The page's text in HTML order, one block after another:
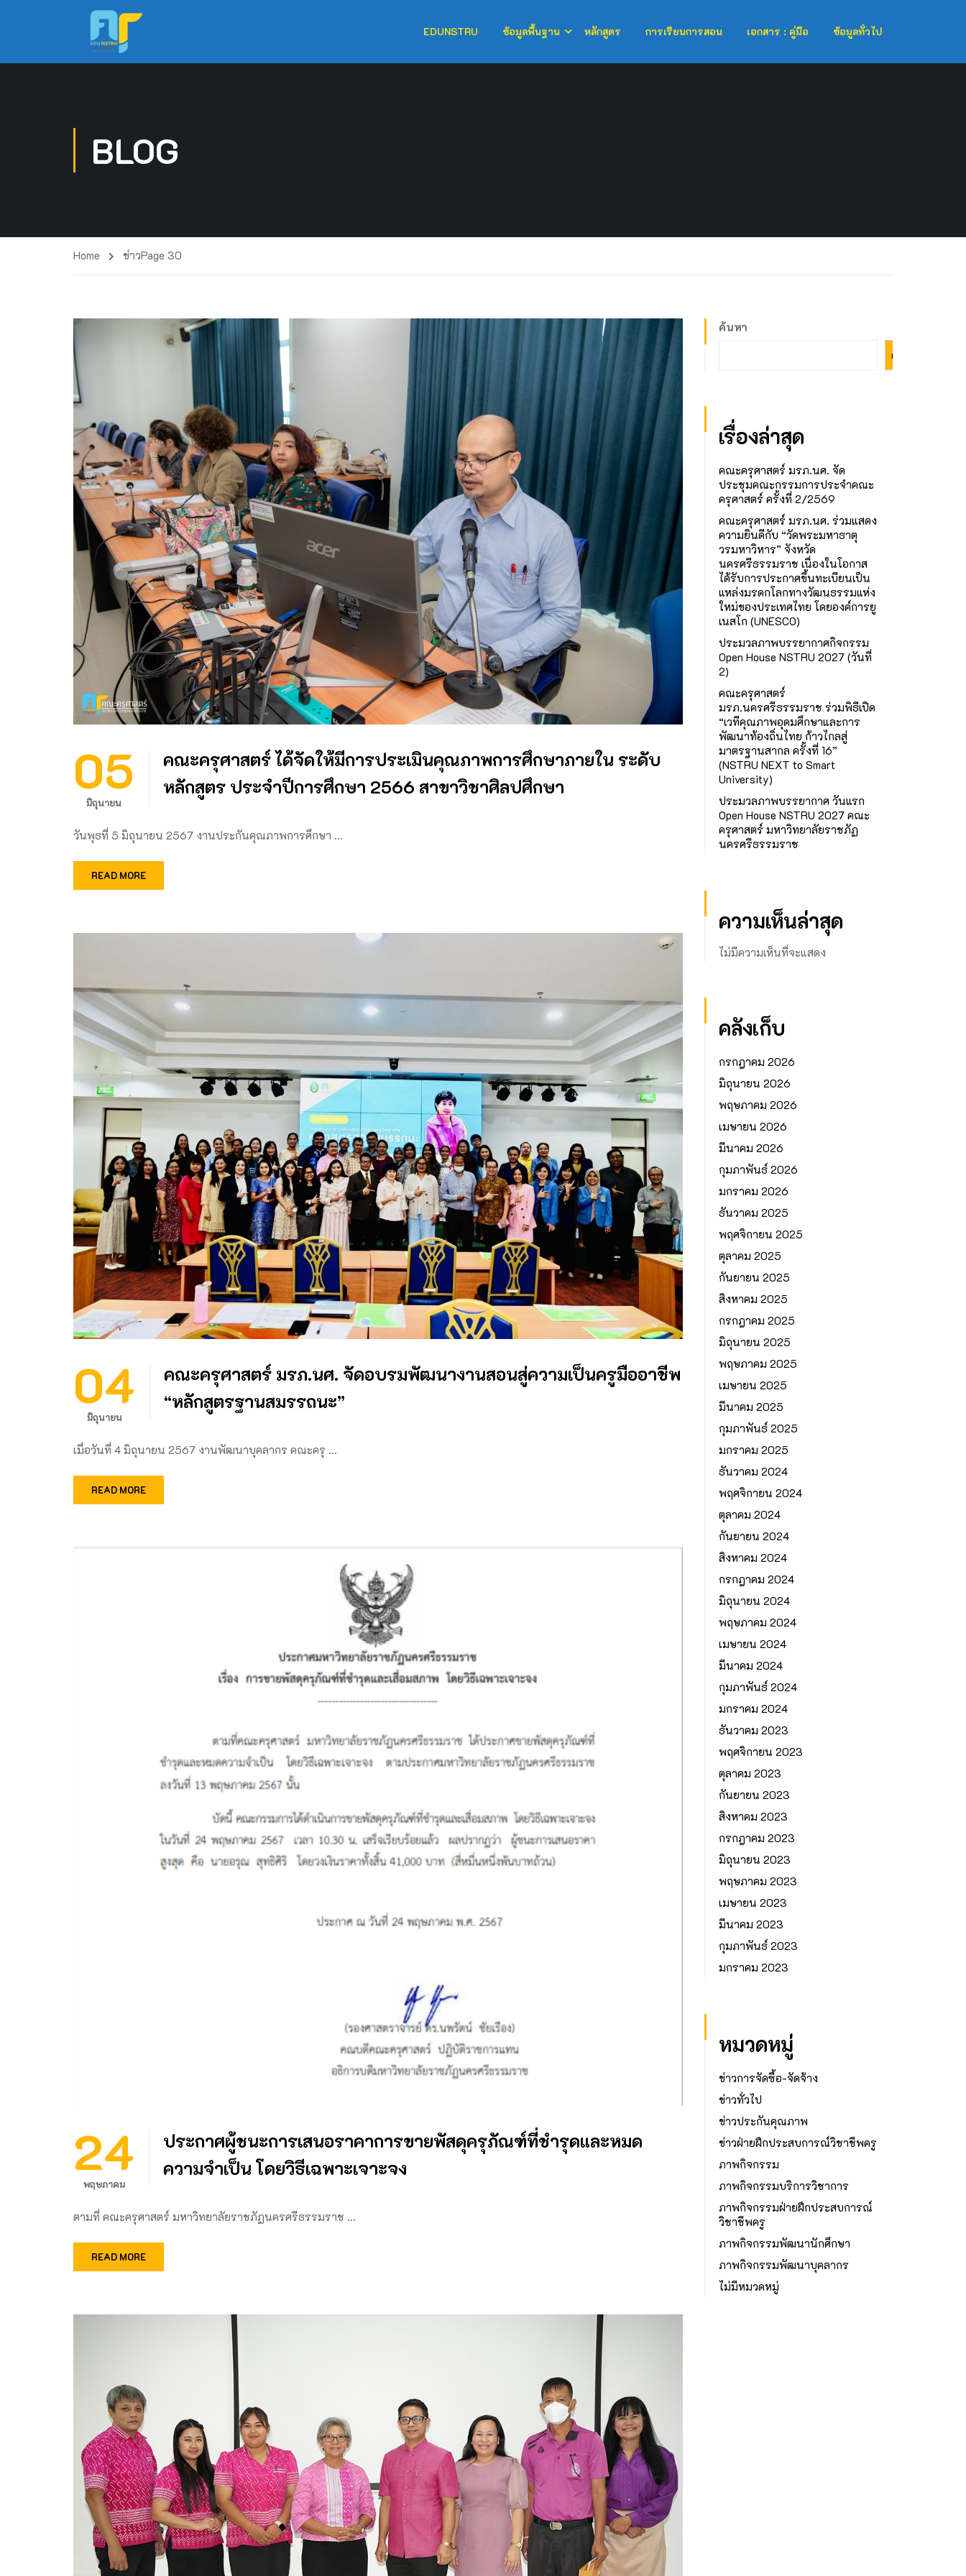
EDUNSTRU ข้อมูลพื้นฐาน หลักสูตร การเรียนการสอน เอกสาร : คู่มือ ข้อมูลทั่วไป
BLOG
Home ข่าวPage 30
05
มิถุนายน
คณะครุศาสตร์ ได้จัดให้มีการประเมินคุณภาพการศึกษาภายใน ระดับ
หลักสูตร ประจำปีการศึกษา 2566 สาขาวิชาศิลปศึกษา
วันพุธที่ 5 มิถุนายน 2567 งานประกันคุณภาพการศึกษา …
READ MORE
04
มิถุนายน
คณะครุศาสตร์ มรภ.นศ. จัดอบรมพัฒนางานสอนสู่ความเป็นครูมืออาชีพ
“หลักสูตรฐานสมรรถนะ”
เมื่อวันที่ 4 มิถุนายน 2567 งานพัฒนาบุคลากร คณะครุ …
READ MORE
24
พฤษภาคม
ประกาศผู้ชนะการเสนอราคาการขายพัสดุครุภัณฑ์ที่ชํารุดและหมด
ความจําเป็น โดยวิธีเฉพาะเจาะจง
ตามที่ คณะครุศาสตร์ มหาวิทยาลัยราชภัฏนครศรีธรรมราช …
READ MORE
ค้นหา
ค้นหา
เรื่องล่าสุด
คณะครุศาสตร์ มรภ.นศ. จัด
ประชุมคณะกรรมการประจำคณะ
ครุศาสตร์ ครั้งที่ 2/2569
คณะครุศาสตร์ มรภ.นศ. ร่วมแสดง
ความยินดีกับ “วัดพระมหาธาตุ
วรมหาวิหาร” จังหวัด
นครศรีธรรมราช เนื่องในโอกาส
ได้รับการประกาศขึ้นทะเบียนเป็น
แหล่งมรดกโลกทางวัฒนธรรมแห่ง
ใหม่ของประเทศไทย โดยองค์การยู
เนสโก (UNESCO)
ประมวลภาพบรรยากาศกิจกรรม
Open House NSTRU 2027 (วันที่
2)
คณะครุศาสตร์
มรภ.นครศรีธรรมราช ร่วมพิธีเปิด
“เวทีคุณภาพอุดมศึกษาและการ
พัฒนาท้องถิ่นไทย ก้าวไกลสู่
มาตรฐานสากล ครั้งที่ 16”
(NSTRU NEXT to Smart
University)
ประมวลภาพบรรยากาศ วันแรก
Open House NSTRU 2027 คณะ
ครุศาสตร์ มหาวิทยาลัยราชภัฏ
นครศรีธรรมราช
ความเห็นล่าสุด
ไม่มีความเห็นที่จะแสดง
คลังเก็บ
กรกฎาคม 2026
มิถุนายน 2026
พฤษภาคม 2026
เมษายน 2026
มีนาคม 2026
กุมภาพันธ์ 2026
มกราคม 2026
ธันวาคม 2025
พฤศจิกายน 2025
ตุลาคม 2025
กันยายน 2025
สิงหาคม 2025
กรกฎาคม 2025
มิถุนายน 2025
พฤษภาคม 2025
เมษายน 2025
มีนาคม 2025
กุมภาพันธ์ 2025
มกราคม 2025
ธันวาคม 2024
พฤศจิกายน 2024
ตุลาคม 2024
กันยายน 2024
สิงหาคม 2024
กรกฎาคม 2024
มิถุนายน 2024
พฤษภาคม 2024
เมษายน 2024
มีนาคม 2024
กุมภาพันธ์ 2024
มกราคม 2024
ธันวาคม 2023
พฤศจิกายน 2023
ตุลาคม 2023
กันยายน 2023
สิงหาคม 2023
กรกฎาคม 2023
มิถุนายน 2023
พฤษภาคม 2023
เมษายน 2023
มีนาคม 2023
กุมภาพันธ์ 2023
มกราคม 2023
หมวดหมู่
ข่าวการจัดซื้อ-จัดจ้าง
ข่าวทั่วไป
ข่าวประกันคุณภาพ
ข่าวฝ่ายฝึกประสบการณ์วิชาชีพครู
ภาพกิจกรรม
ภาพกิจกรรมบริการวิชาการ
ภาพกิจกรรมฝ่ายฝึกประสบการณ์
วิชาชีพครู
ภาพกิจกรรมพัฒนานักศึกษา
ภาพกิจกรรมพัฒนาบุคลากร
ไม่มีหมวดหมู่